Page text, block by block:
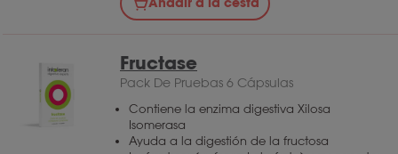
Fructase
Pack De Pruebas 6 Cápsulas
Contiene la enzima digestiva Xilosa
Isomerasa
Ayuda a la digestión de la fructosa